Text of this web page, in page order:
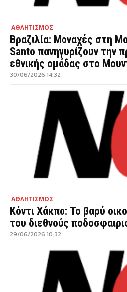
ΑΘΛΗΤΙΣΜΟΣ
Βραζιλία: Μοναχές στη
Santo πανηγυρίζουν την
εθνικής ομάδας στο
30/06/2026 14:32
ΑΘΛΗΤΙΣΜΟΣ
Κόντι Χάκπο: Το βαρύ
του διεθνούς
29/06/2026 10:32